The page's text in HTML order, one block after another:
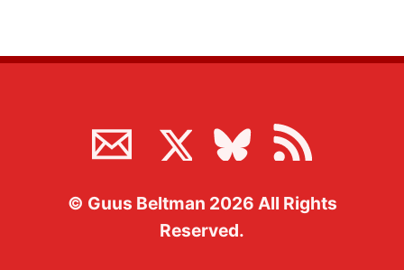
© Guus Beltman 2026 All Rights
Reserved.